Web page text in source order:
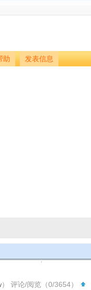
助 发表信息
） 评论/阅览（0/3654）